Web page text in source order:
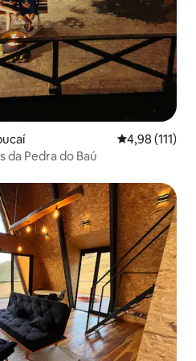
4,98 de uma
4,98 (111)
da Pedra do Baú